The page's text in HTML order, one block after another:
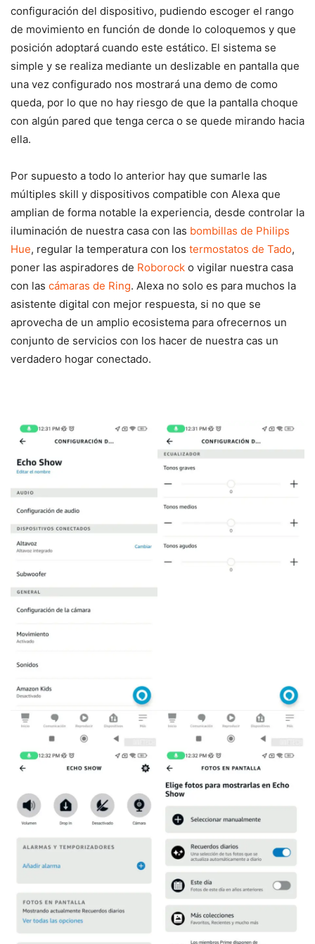
configuración del dispositivo, pudiendo escoger el rango
de movimiento en función de donde lo coloquemos y que
posición adoptará cuando este estático. El sistema se
simple y se realiza mediante un deslizable en pantalla que
una vez configurado nos mostrará una demo de como
queda, por lo que no hay riesgo de que la pantalla choque
con algún pared que tenga cerca o se quede mirando hacia
ella.
Por supuesto a todo lo anterior hay que sumarle las
múltiples skill y dispositivos compatible con Alexa que
amplian de forma notable la experiencia, desde controlar la
iluminación de nuestra casa con las bombillas de Philips
Hue, regular la temperatura con los termostatos de Tado,
poner las aspiradores de Roborock o vigilar nuestra casa
con las cámaras de Ring. Alexa no solo es para muchos la
asistente digital con mejor respuesta, si no que se
aprovecha de un amplio ecosistema para ofrecernos un
conjunto de servicios con los hacer de nuestra cas un
verdadero hogar conectado.